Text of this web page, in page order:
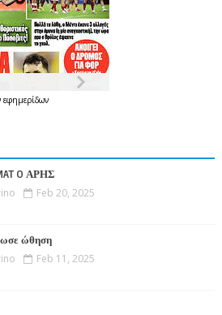
εφημερίδων
O ΑΡΗΣ
Feb 20, 2025
ώθηση
Feb 11, 2025